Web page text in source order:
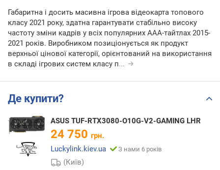
Габаритна і досить масивна ігрова відеокарта топового
класу 2021 року, здатна гарантувати стабільно високу
частоту зміни кадрів у всіх популярних ААА-тайтлах 2015-
2021 років. Виробником позиціонується як продукт
верхньої цінової категорії, орієнтований на використання
в складі ігрових систем класу п...
Де купити?
ASUS TUF-RTX3080-O10G-V2-GAMING LHR
24 750 грн.
Luckylink.kiev.ua
З нами 6 років
(Київ)